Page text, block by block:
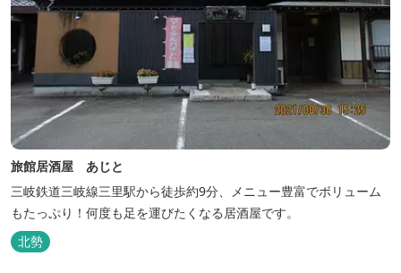
旅館居酒屋 あじと
三岐鉄道三岐線三里駅から徒歩約9分、メニュー豊富でボリューム
もたっぷり！何度も足を運びたくなる居酒屋です。
北勢